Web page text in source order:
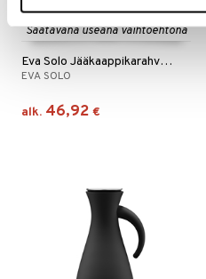
Saatavana useana vaihtoehtona
Eva Solo Jääkaappikarahvi kannella
EVA SOLO
alk. 46,92 €